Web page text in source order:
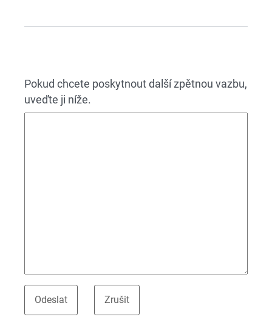
Pokud chcete poskytnout další zpětnou vazbu,
uveďte ji níže.